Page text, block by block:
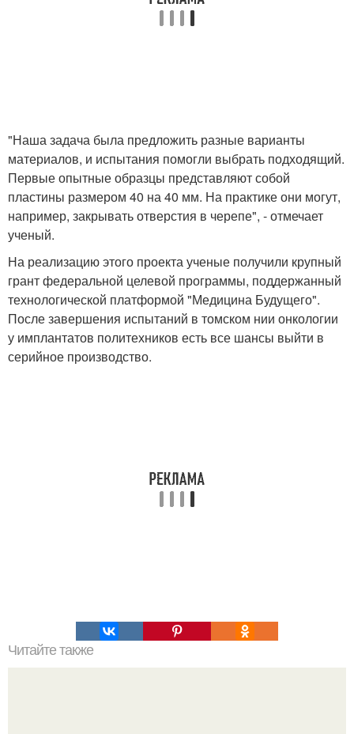
"Наша задача была предложить разные варианты
материалов, и испытания помогли выбрать подходящий.
Первые опытные образцы представляют собой
пластины размером 40 на 40 мм. На практике они могут,
например, закрывать отверстия в черепе", - отмечает
ученый.
На реализацию этого проекта ученые получили крупный
грант федеральной целевой программы, поддержанный
технологической платформой "Медицина Будущего".
После завершения испытаний в томском нии онкологии
у имплантатов политехников есть все шансы выйти в
серийное производство.
Читайте также